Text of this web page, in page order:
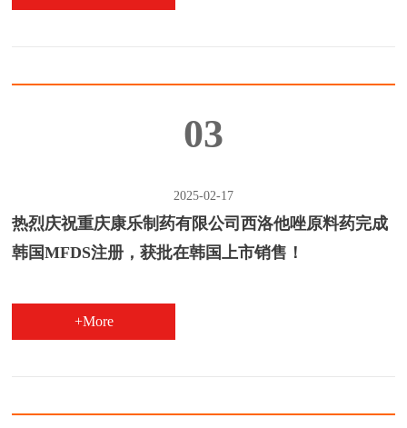
03
2025-02-17
热烈庆祝重庆康乐制药有限公司西洛他唑原料药完成
韩国MFDS注册，获批在韩国上市销售！
+More